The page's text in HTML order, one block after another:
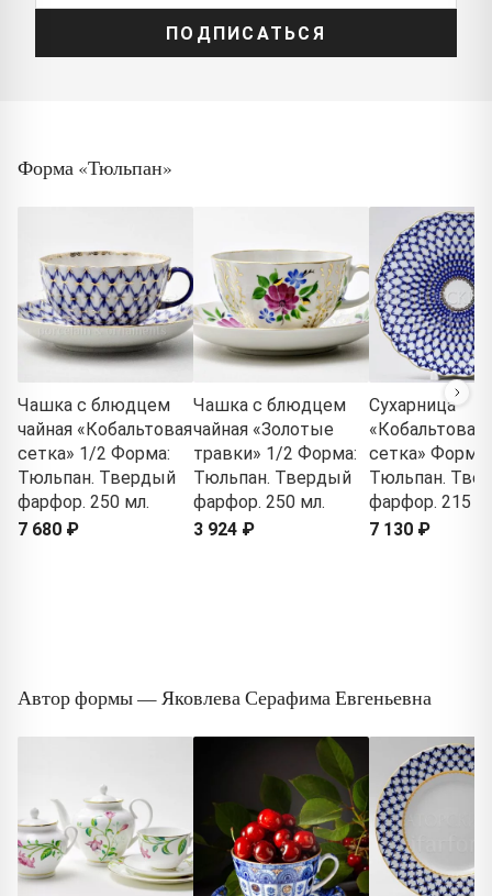
ПОДПИСАТЬСЯ
Форма «Тюльпан»
Чашка с блюдцем
чайная «Кобальтовая
сетка» 1/2 Форма:
Тюльпан. Твердый
фарфор. 250 мл.
7 680 ₽
Чашка с блюдцем
чайная «Золотые
травки» 1/2 Форма:
Тюльпан. Твердый
фарфор. 250 мл.
3 924 ₽
Сухарница
«Кобальтовая
сетка» Форма:
Тюльпан.
фарфор. 215
7 130 ₽
Автор формы — Яковлева Серафима Евгеньевна